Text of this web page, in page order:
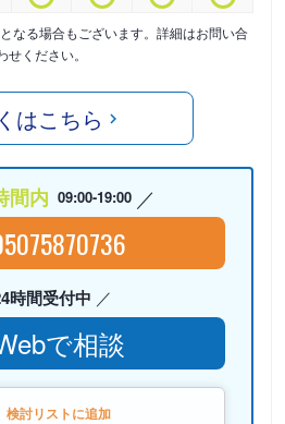
なる場合もございます。詳細はお問い合
せください。
はこちら
間内 09:00-19:00
時間受付中
で相談
検討リストに追加